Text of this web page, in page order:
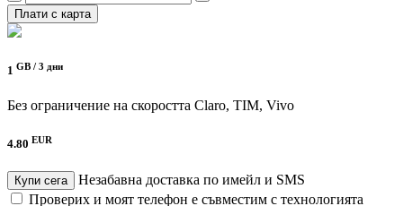
Плати с карта
1 GB / 3 дни
Без ограничение на скоростта Claro, TIM, Vivo
4.80 EUR
Купи сега
Незабавна доставка по имейл и SMS
Проверих и моят телефон е съвместим с технологията